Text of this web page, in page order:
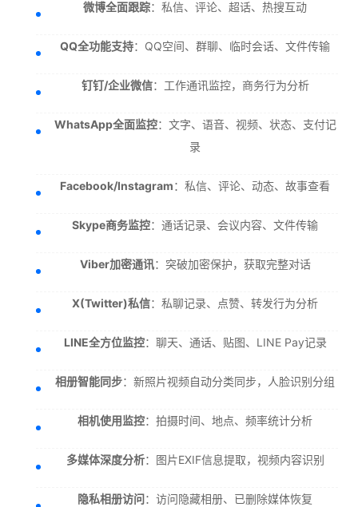
微博全面跟踪：私信、评论、超话、热搜互动
QQ全功能支持：QQ空间、群聊、临时会话、文件传输
钉钉/企业微信：工作通讯监控，商务行为分析
WhatsApp全面监控：文字、语音、视频、状态、支付记
录
Facebook/Instagram：私信、评论、动态、故事查看
Skype商务监控：通话记录、会议内容、文件传输
Viber加密通讯：突破加密保护，获取完整对话
X(Twitter)私信：私聊记录、点赞、转发行为分析
LINE全方位监控：聊天、通话、贴图、LINE Pay记录
相册智能同步：新照片视频自动分类同步，人脸识别分组
相机使用监控：拍摄时间、地点、频率统计分析
多媒体深度分析：图片EXIF信息提取，视频内容识别
隐私相册访问：访问隐藏相册、已删除媒体恢复